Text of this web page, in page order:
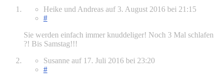
Heike und Andreas auf 3. August 2016 bei 21:15
#
Sie werden einfach immer knuddeliger! Noch 3 Mal schlafen
?! Bis Samstag!!!
Susanne auf 17. Juli 2016 bei 23:20
#